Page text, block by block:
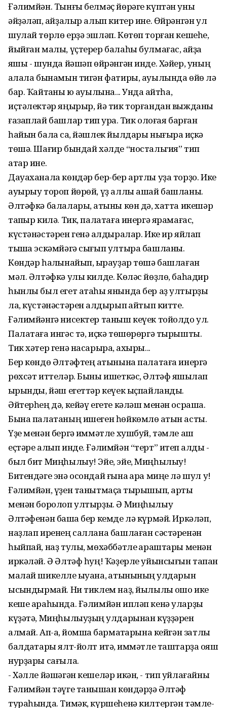
Ғәлимйән. Тынғы белмәҫ йөрәге күптән уны
әйҙәләп, ҡайҙалыр алып китер ине. Өйрәнгән ул
шулай төрлө ерҙә эшләп. Көтөп торған кешеһе,
йыйған малы, үҫтерер балаһы булмағас, ҡайҙа
яҡшы - шунда йәшәп өйрәнгән инде. Хәйер, уның
ҡалала бынамын тигән фатиры, ауылында өйө лә
бар. Ҡайтҡаны юҡ ауылына... Унда ҡайтһа,
иҫтәлектәр яңырыр, йә тик торғандан выжданы
ғазаплай башлар тип ҡурҡа. Тик олоғая барған
һайын бала саҡ, йәшлек йылдары нығыраҡ иҫкә
төшә. Шағир бындай хәлде “ностальгия” тип
атар ине.
Дауаханала көндәр бер-бер артлы уҙа торҙо. Ике
ауырыу тороп йөрөй, үҙ аллы ашай башланы.
Әлтәфкә балалары, ҡатыны көн дә, хатта икешәр
тапҡыр килә. Тик, палатаға инергә ярамағас,
күстәнәстәрен генә ҡалдыралар. Ике ир яйлап
тышҡа эскәмйәгә сығып ултыра башланы.
Көндәр һалҡынайып, ҡырауҙар төшә башлаған
мәл. Әлтәфкә улы килде. Көләс йөҙлө, баһадир
һынлы был егет атаһы янында бер аҙ ултырҙы
ла, күстәнәстәрен ҡалдырып ҡайтып китте.
Ғәлимйәнгә нисектер таныш кеүек тойолдо ул.
Палатаға ингәс тә, иҫкә төшөрөргә тырышты.
Тик хәтер генә насарыраҡ, ахыры...
Бер көндө Әлтәфтең ҡатынына палатаға инергә
рөхсәт иттеләр. Быны ишеткәс, Әлтәф яҡшылап
ҡырынды, йәш егеттәр кеүек ыҫпайланды.
Әйтерһең дә, кейәү егете кәләш менән осраша.
Бына палатаның ишеген һөйкөмлө ҡатын асты.
Үҙе менән бергә ҡиммәтле хушбуй, тәмле аш
еҫтәре алып инде. Ғәлимйән “терт” итеп ҡалды -
был бит Миңһылыу! Эйе, эйе, Миңһылыу!
Битендәге энә осондай ғына ҡара миңе лә шул уҡ!
Ғәлимйән, үҙен танытмаҫҡа тырышып, арты
менән боролоп ултырҙы. Ә Миңһылыу
Әлтәфенән башҡа бер кемде лә күрмәй. Иркәләп,
наҙлап иренең саллана башлаған сәстәренән
һыйпай, наҙ тулы, мөхәббәтле ҡараштары менән
иркәләй. Ә Әлтәф һуң! Ҡәҙерле уйынсығын тапҡан
малай шикелле ҡыуана, ҡатынының ҡулдарын
ысҡындырмай. Ни тиклем наҙ, йылылыҡ ошо ике
кеше араһында. Ғәлимйән ипләп кенә уларҙы
күҙәтә, Миңһылыуҙың ҡулдарынан күҙҙәрен
алмай. Ап-аҡ, йомшаҡ бармаҡтарына кейгән затлы
балдаҡтары ялт-йолт итә, ҡиммәтле таштарҙа ҡояш
нурҙары сағыла.
- Хәлле йәшәгән кешеләр икән, - тип уйлағайны
Ғәлимйән тәүге танышҡан көндәрҙә Әлтәф
тураһында. Тимәк, күршеһенә килтергән тәмле-